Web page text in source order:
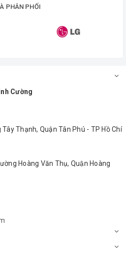
PHÂN PHỐI
Cường
Thạnh, Quận Tân Phú - TP Hồ Chí
Hoàng Văn Thụ, Quận Hoàng